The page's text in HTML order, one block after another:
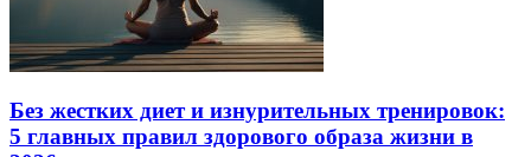
Без жестких диет и изнурительных тренировок:
5 главных правил здорового образа жизни в